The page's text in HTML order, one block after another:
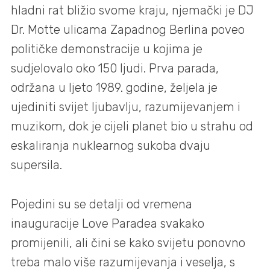
hladni rat bližio svome kraju, njemački je DJ
Dr. Motte ulicama Zapadnog Berlina poveo
političke demonstracije u kojima je
sudjelovalo oko 150 ljudi. Prva parada,
održana u ljeto 1989. godine, željela je
ujediniti svijet ljubavlju, razumijevanjem i
muzikom, dok je cijeli planet bio u strahu od
eskaliranja nuklearnog sukoba dvaju
supersila.
Pojedini su se detalji od vremena
inauguracije Love Paradea svakako
promijenili, ali čini se kako svijetu ponovno
treba malo više razumijevanja i veselja, s